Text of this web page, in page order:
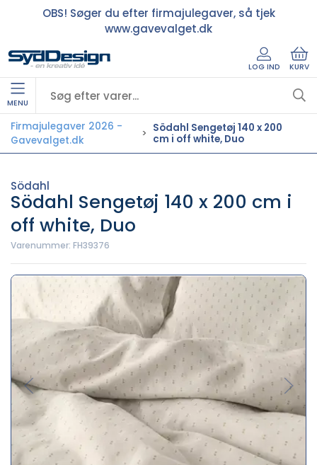
OBS! Søger du efter firmajulegaver, så tjek
www.gavevalget.dk
LOG IND KURV
MENU
Firmajulegaver 2026 -
Gavevalget.dk
Södahl Sengetøj 140 x 200
cm i off white, Duo
Södahl
Södahl Sengetøj 140 x 200 cm i
off white, Duo
Varenummer: FH39376